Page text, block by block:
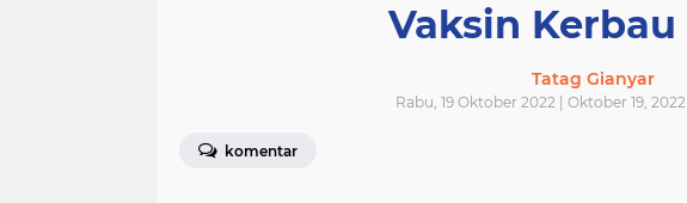
Vaksin Kerbau
Tatag Gianyar
Rabu, 19 Oktober 2022 | Oktober 19, 2022
komentar